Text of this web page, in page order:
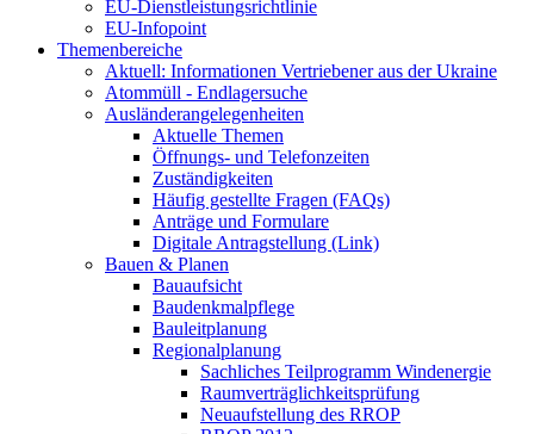
EU-Dienstleistungsrichtlinie
EU-Infopoint
Themenbereiche
Aktuell: Informationen Vertriebener aus der Ukraine
Atommüll - Endlagersuche
Ausländerangelegenheiten
Aktuelle Themen
Öffnungs- und Telefonzeiten
Zuständigkeiten
Häufig gestellte Fragen (FAQs)
Anträge und Formulare
Digitale Antragstellung (Link)
Bauen & Planen
Bauaufsicht
Baudenkmalpflege
Bauleitplanung
Regionalplanung
Sachliches Teilprogramm Windenergie
Raumverträglichkeitsprüfung
Neuaufstellung des RROP